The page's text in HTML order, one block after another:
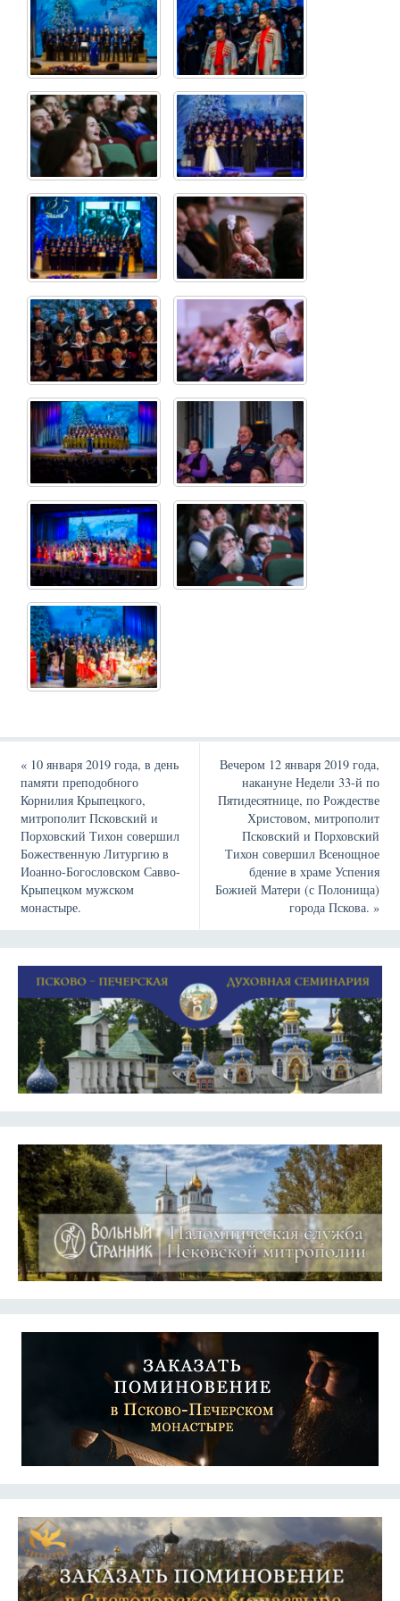
«10 января 2019 года, в день
памяти преподобного
Корнилия Крыпецкого,
митрополит Псковский и
Порховский Тихон совершил
Божественную Литургию в
Иоанно-Богословском Савво-
Крыпецком мужском
монастыре.
Вечером 12 января 2019 года,
накануне Недели 33-й по
Пятидесятнице, по Рождестве
Христовом, митрополит
Псковский и Порховский
Тихон совершил Всенощное
бдение в храме Успения
Божией Матери (с Полонища)
города Пскова.»